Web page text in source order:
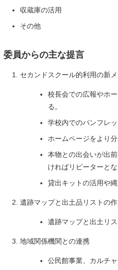
収蔵庫の活用
その他
員からの主な提言
セカンドスクール的利用の新
校長会での広報やホ
る。
学校内でのパンフレ
ホームページをより
本物との出会いが出
ければリピーターとな
貸出キットの活用や
遺跡マップと出土品リストの
遺跡マップと出土リ
地域関係機関との連携
公民館事業、カルチ